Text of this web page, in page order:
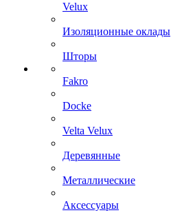
Velux
Изоляционные оклады
Шторы
Fakro
Docke
Velta Velux
Деревянные
Металлические
Аксессуары